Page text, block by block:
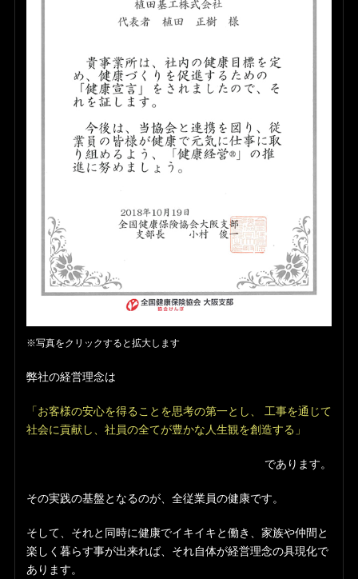
※写真をクリックすると拡大します
弊社の経営理念は
「お客様の安心を得ることを思考の第一とし、 工事を通じて
社会に貢献し、社員の全てが豊かな人生観を創造する」
であります。
その実践の基盤となるのが、全従業員の健康です。
そして、それと同時に健康でイキイキと働き、家族や仲間と
楽しく暮らす事が出来れば、それ自体が経営理念の具現化で
あります。